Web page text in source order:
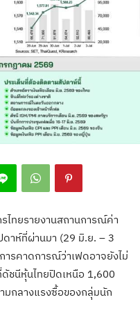
ไทยรายงานสถานการณ์ค่า
ดาห์ที่ผ่านมา (29 มิ.ย. – 3
ารคาดการณ์ว่าเฟดอาจยังไม่
ชนีหุ้นไทยปิดเหนือ 1,600
กลางแรงซื้อของกลุ่มนัก